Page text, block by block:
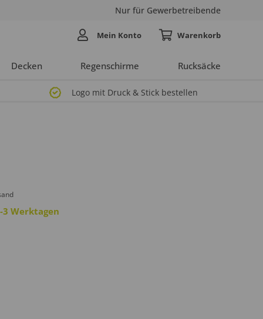
Nur für Gewerbetreibende
Decken Regenschirme Rucksäcke
Mein Konto
Logo mit Druck & Stick bestellen
Werktagen